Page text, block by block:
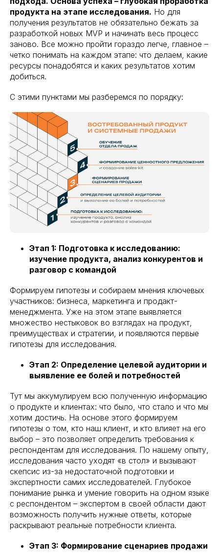
продукта на этапе исследования. Но для
получения результатов не обязательно бежать за
разработкой новых MVP и начинать весь процесс
заново. Все можно пройти гораздо легче, главное –
четко понимать на каждом этапе: что делаем, какие
ресурсы понадобятся и каких результатов хотим
добиться.
С этими пунктами мы разберемся по порядку:
Этап 1: Подготовка к исследованию:
изучение продукта, анализ конкурентов и
разговор с командой
Формируем гипотезы и собираем мнения ключевых
участников: бизнеса, маркетинга и продакт-
менеджмента. Уже на этом этапе выявляется
множество нестыковок во взглядах на продукт,
преимуществах и стратегии, и появляются первые
гипотезы для исследования.
Этап 2: Определение целевой аудитории и
выявление ее болей и потребностей
Тут мы аккумулируем всю полученную информацию
о продукте и клиентах: что было, что стало и что мы
хотим достичь. На основе этого формируем
гипотезы о том, кто наш клиент, и кто влияет на его
выбор – это позволяет определить требования к
респондентам для исследования. По нашему опыту,
исследования часто уходят «в стол» и вызывают
скепсис из-за недостаточной подготовки и
экспертности самих исследователей. Глубокое
понимание рынка и умение говорить на одном языке
с респондентом – экспертом в своей области дают
возможность получить нужные ответы, которые
раскрывают реальные потребности клиента.
Этап 3: Формирование сценариев продажи